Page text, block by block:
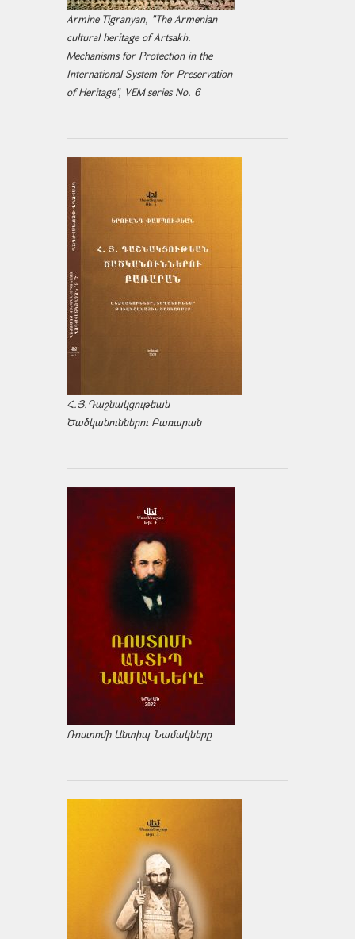
Armine Tigranyan, "The Armenian
cultural heritage of Artsakh.
Mechanisms for Protection in the
International System for Preservation
of Heritage", VEM series No. 6
Հ.Յ.Դաշնակցութեան
Ծածկանուններու Բառարան
Ռոստոմի Անտիպ Նամակները